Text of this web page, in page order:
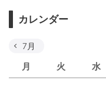
カレンダー
月 火 水
7月